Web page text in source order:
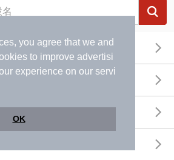
you agree that we and
to improve advertisi
experience on our servi
OK